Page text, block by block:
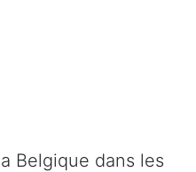
Belgique dans les